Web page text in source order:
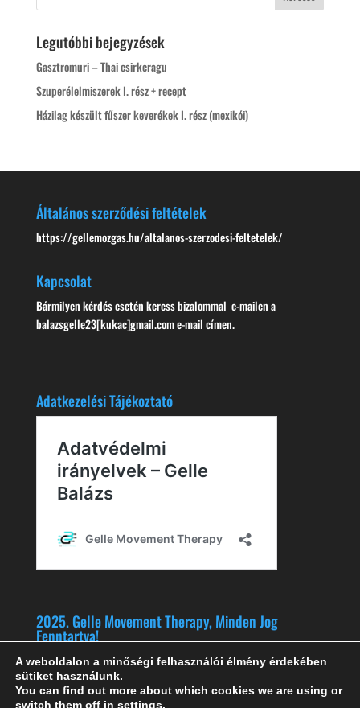
Legutóbbi bejegyzések
Gasztromuri – Thai csirkeragu
Szuperélelmiszerek I. rész + recept
Házilag készült fűszer keverékek I. rész (mexikói)
Általános szerződési feltételek
https://gellemozgas.hu/altalanos-szerzodesi-feltetelek/
Kapcsolat
Bármilyen kérdés esetén keress bizalommal e-mailen a
balazsgelle23[kukac]gmail.com e-mail címen.
Adatkezelési Tájékoztató
2025. Gelle Movement Therapy, Minden Jog
Fenntartva!
A weboldalon a minőségi felhasználói élmény érdekében
sütiket használunk.
You can find out more about which cookies we are using or
switch them off in settings.